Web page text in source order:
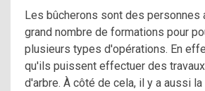
Les bûcherons sont des personnes
grand nombre de formations pour
plusieurs types d'opérations. En
qu'ils puissent effectuer des
d'arbre. À côté de cela, il y a aussi